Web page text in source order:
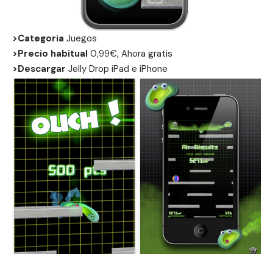
>Categoria Juegos
>Precio habitual 0,99€, Ahora gratis
>Descargar Jelly Drop iPad e iPhone